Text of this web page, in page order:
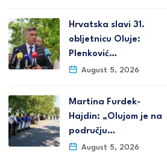
Hrvatska slavi 31.
obljetnicu Oluje:
Plenković…
August 5, 2026
Martina Furdek-
Hajdin: „Olujom je na
području…
August 5, 2026